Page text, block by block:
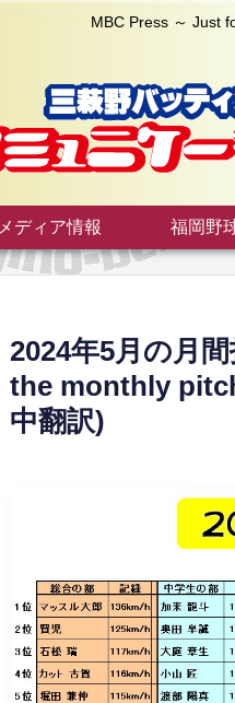
MBC Press ～ Just
メディア情報 福岡野
2024年5月の月
the monthly
中翻訳)